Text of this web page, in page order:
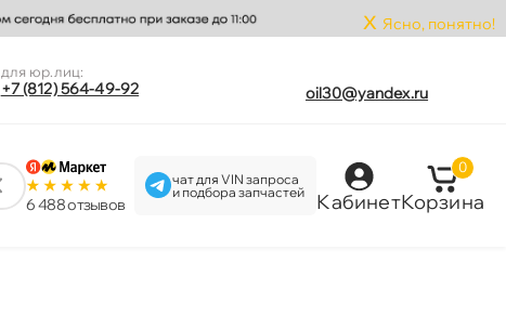
x Ясно, понятно!
для юр.лиц:
+7 (812) 564-49-92 oil30@yandex.ru
6 488 отзыво
чат для VIN запроса
и подбора запчастей
Кабинет
0
Корзина